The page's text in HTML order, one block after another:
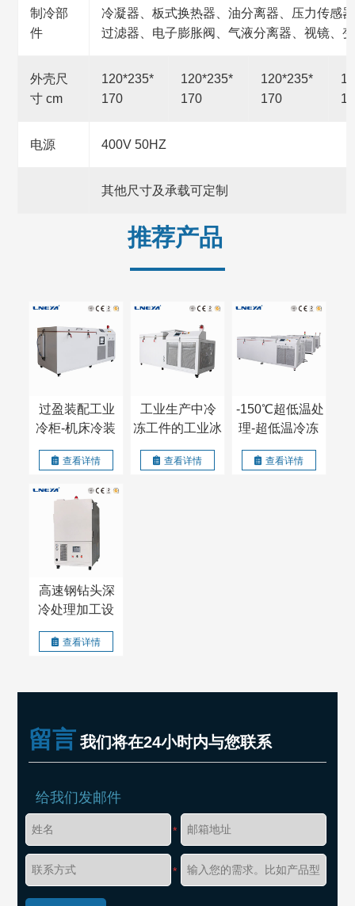
制冷部
件
冷凝器、板式换热器、油分离器、压力传感
过滤器、电子膨胀阀、气液分离器、视镜、
外壳尺
寸 cm
120*235*
170
120*235*
170
120*235*
170
电源 400V 50HZ
其他尺寸及承载可定制
推荐产品
过盈装配工业
冷柜-机床冷装
配箱-过盈配合
箱
查看详情
工业生产中冷
冻工件的工业冰
箱-过盈装配箱
查看详情
-150℃超低温处
理-超低温冷冻
过盈配合价格
查看详情
高速钢钻头深
冷处理加工设
备
查看详情
留言 我们将在24小时内与您联系
给我们发邮件
*
*